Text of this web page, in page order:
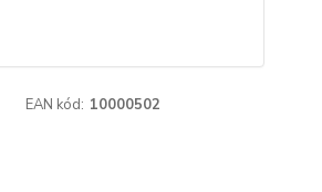
EAN kód: 10000502